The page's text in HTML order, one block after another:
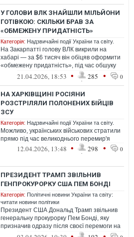
У ГОЛОВИ ВЛК ЗНАЙШЛИ МІЛЬЙОНИ
ГОТІВКОЮ: СКІЛЬКИ БРАВ ЗА
«ОБМЕЖЕНУ ПРИДАТНІСТЬ»
Категорія: Надзвичайні події України та світу.
На Закарпатті голову ВЛК викрили на
хабарі — за $6 тисяч він обіцяв оформити
«обмежену придатність», під час обшуку
знайшли мільйони готівки
21.04.2026, 18:53 • 285 • 0
НА ХАРКІВЩИНІ РОСІЯНИ
РОЗСТРІЛЯЛИ ПОЛОНЕНИХ БІЙЦІВ
ЗСУ
Категорія: Надзвичайні події України та світу.
Можливо, українських військових стратили
прямо під час великоднього перемир'я
12.04.2026, 13:48 • 298 • 0
ПРЕЗИДЕНТ ТРАМП ЗВІЛЬНИВ
ГЕНПРОКУРОРКУ США ПЕМ БОНДІ
Категорія: Політичні новини України та світу:
читати новини політики
Президент США Дональд Трамп звільнив
генеральну прокурорку Пем Бонді, яку
призначив одразу після своєї перемоги на
президентських виборах 2024 року.